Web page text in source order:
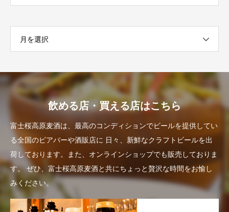
月を選択
飲める店・買える店はこちら
富士桜高原麦酒は、最高のコンディションでビールを提供してい
る全国のビアバーや酒販店に 日々、新鮮なクラフトビールを出
荷しております。また、オンラインショップでも販売しておりま
す。ぜひ、富士桜高原麦酒と共にちょっと贅沢な時間をお愉し
みください。